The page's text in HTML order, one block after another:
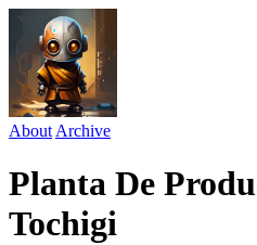
About Archive
Planta De
Tochigi